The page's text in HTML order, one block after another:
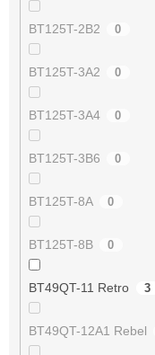
BT125T-2B2 0
BT125T-3A2 0
BT125T-3A4 0
BT125T-3B6 0
BT125T-8A 0
BT125T-8B 0
BT49QT-11 Retro 3
BT49QT-12A1 Rebel